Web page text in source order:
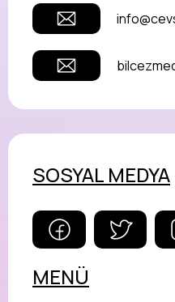
SOSYAL MEDYA
MENÜ